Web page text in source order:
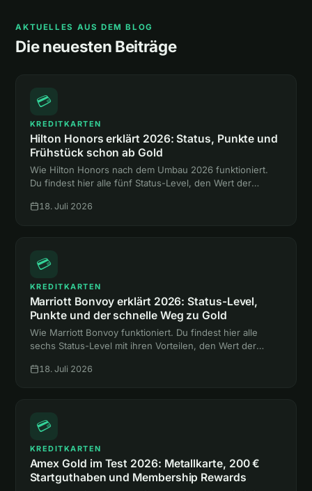
AKTUELLES AUS DEM BLOG
Die neuesten Beiträge
💳
KREDITKARTEN
Hilton Honors erklärt 2026: Status, Punkte und
Frühstück schon ab Gold
Wie Hilton Honors nach dem Umbau 2026 funktioniert.
Du findest hier alle fünf Status-Level, den Wert der
ganz ohne Hotelnacht.
18. Juli 2026
💳
KREDITKARTEN
Marriott Bonvoy erklärt 2026: Status-Level,
Punkte und der schnelle Weg zu Gold
Wie Marriott Bonvoy funktioniert. Du findest hier alle
sechs Status-Level mit ihren Vorteilen, den Wert der
eine einzige Hotelnacht.
18. Juli 2026
💳
KREDITKARTEN
Amex Gold im Test 2026: Metallkarte, 200 €
Startguthaben und Membership Rewards